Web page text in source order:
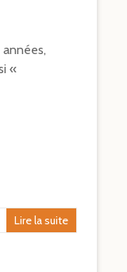
années,
«
Lire la suite